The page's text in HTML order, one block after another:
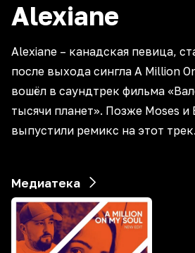
Alexiane
Alexiane – канадская певица,
после выхода сингла A Million
вошёл в саундтрек фильма
тысячи планет». Позже Moses и
выпустили ремикс на этот трек.
Медиатека